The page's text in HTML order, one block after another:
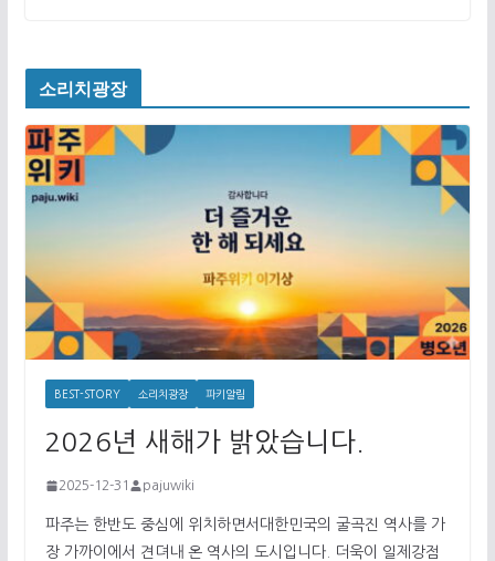
소리치광장
BEST-STORY 소리치광장 파키알림
2026년 새해가 밝았습니다.
2025-12-31 pajuwiki
파주는 한반도 중심에 위치하면서대한민국의 굴곡진 역사를 가
장 가까이에서 견뎌내 온 역사의 도시입니다. 더욱이 일제강점